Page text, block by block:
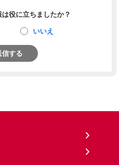
役に立ちましたか？
いいえ
信する